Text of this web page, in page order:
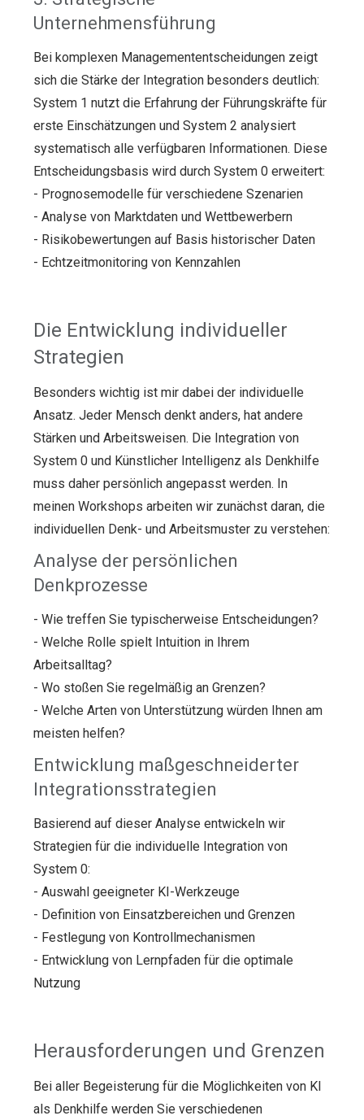
Unternehmensführung
Bei komplexen Managemententscheidungen zeigt
sich die Stärke der Integration besonders deutlich:
System 1 nutzt die Erfahrung der Führungskräfte für
erste Einschätzungen und System 2 analysiert
systematisch alle verfügbaren Informationen. Diese
Entscheidungsbasis wird durch System 0 erweitert:
- Prognosemodelle für verschiedene Szenarien
- Analyse von Marktdaten und Wettbewerbern
- Risikobewertungen auf Basis historischer Daten
- Echtzeitmonitoring von Kennzahlen
Die Entwicklung individueller
Strategien
Besonders wichtig ist mir dabei der individuelle
Ansatz. Jeder Mensch denkt anders, hat andere
Stärken und Arbeitsweisen. Die Integration von
System 0 und Künstlicher Intelligenz als Denkhilfe
muss daher persönlich angepasst werden. In
meinen Workshops arbeiten wir zunächst daran, die
individuellen Denk- und Arbeitsmuster zu verstehen:
Analyse der persönlichen
Denkprozesse
- Wie treffen Sie typischerweise Entscheidungen?
- Welche Rolle spielt Intuition in Ihrem
Arbeitsalltag?
- Wo stoßen Sie regelmäßig an Grenzen?
- Welche Arten von Unterstützung würden Ihnen am
meisten helfen?
Entwicklung maßgeschneiderter
Integrationsstrategien
Basierend auf dieser Analyse entwickeln wir
Strategien für die individuelle Integration von
System 0:
- Auswahl geeigneter KI-Werkzeuge
- Definition von Einsatzbereichen und Grenzen
- Festlegung von Kontrollmechanismen
- Entwicklung von Lernpfaden für die optimale
Nutzung
Herausforderungen und Grenzen
Bei aller Begeisterung für die Möglichkeiten von KI
als Denkhilfe werden Sie verschiedenen